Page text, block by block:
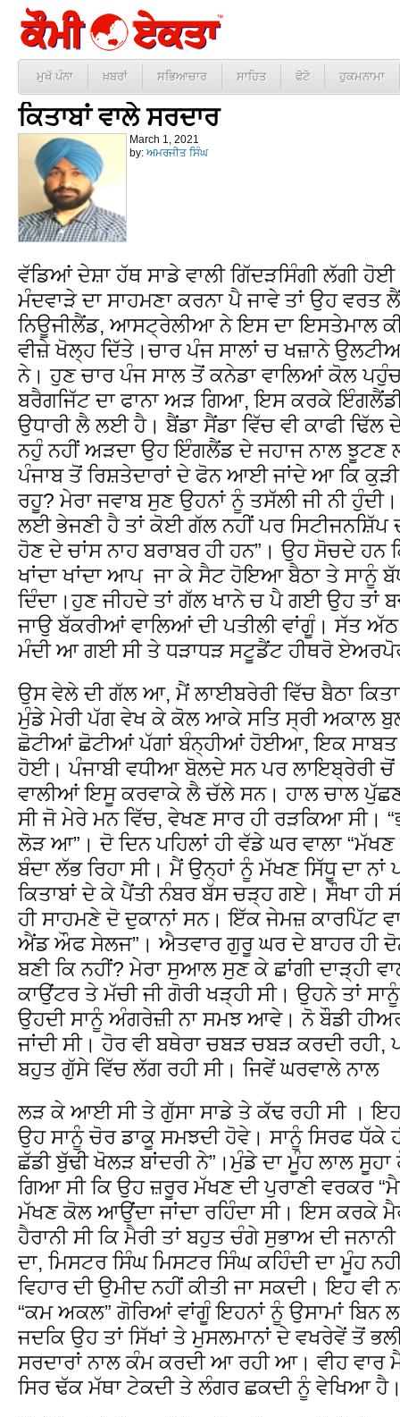
ਮੁਖੱ ਪੰਨਾ ਖ਼ਬਰਾਂ ਸਭਿਆਚਾਰ ਸਾਹਿਤ ਫੋਟੋ ਹੁਕਮਨਾਮਾ
ਕਿਤਾਬਾਂ ਵਾਲੇ ਸਰਦਾਰ
March 1, 2021
by: ਅਮਰਜੀਤ ਸਿੰਘ
ਵੱਡਿਆਂ ਦੇਸ਼ਾ ਹੱਥ ਸਾਡੇ ਵਾਲੀ ਗਿੱਦੜਸਿੰਗੀ ਲੱਗੀ
ਮੰਦਵਾੜੇ ਦਾ ਸਾਹਮਣਾ ਕਰਨਾ ਪੈ ਜਾਵੇ ਤਾਂ ਉਹ ਵਰਤ
ਨਿਊਜੀਲੈਂਡ, ਆਸਟ੍ਰੇਲੀਆ ਨੇ ਇਸ ਦਾ ਇਸਤੇਮਾਲ
ਵੀਜ਼ੇ ਖੋਲ੍ਹ ਦਿੱਤੇ।ਚਾਰ ਪੰਜ ਸਾਲਾਂ ਚ ਖਜ਼ਾਨੇ
ਨੇ। ਹੁਣ ਚਾਰ ਪੰਜ ਸਾਲ ਤੋਂ ਕਨੇਡਾ ਵਾਲਿਆਂ ਕੋਲ
ਬਰੈਗਜਿੱਟ ਦਾ ਫਾਨਾ ਅੜ ਗਿਆ, ਇਸ ਕਰਕੇ
ਉਧਾਰੀ ਲੈ ਲਈ ਹੈ। ਬੈਂਡਾ ਸੈਂਡਾ ਵਿੱਚ ਵੀ ਕਾਫੀ
ਨਹੁੰ ਨਹੀਂ ਅੜਦਾ ਉਹ ਇੰਗਲੈਂਡ ਦੇ ਜਹਾਜ ਨਾਲ ਝੂਟਣ
ਪੰਜਾਬ ਤੋਂ ਰਿਸ਼ਤੇਦਾਰਾਂ ਦੇ ਫੋਨ ਆਈ ਜਾਂਦੇ ਆ ਕਿ
ਰਹੂ? ਮੇਰਾ ਜਵਾਬ ਸੁਣ ਉਹਨਾਂ ਨੂੰ ਤਸੱਲੀ ਜੀ ਨੀ
ਲਈ ਭੇਜਣੀ ਹੈ ਤਾਂ ਕੋਈ ਗੱਲ ਨਹੀਂ ਪਰ ਸਿਟੀਜਨਸ਼ਿੱਪ
ਹੋਣ ਦੇ ਚਾਂਸ ਨਾਹ ਬਰਾਬਰ ਹੀ ਹਨ”। ਉਹ ਸੋਚਦੇ ਹਨ
ਖਾਂਦਾ ਖਾਂਦਾ ਆਪ ਜਾ ਕੇ ਸੈਟ ਹੋਇਆ ਬੈਠਾ ਤੇ ਸਾਨੂੰ
ਦਿੰਦਾ।ਹੁਣ ਜੀਹਦੇ ਤਾਂ ਗੱਲ ਖਾਨੇ ਚ ਪੈ ਗਈ ਉਹ ਤਾਂ
ਜਾਉ ਬੱਕਰੀਆਂ ਵਾਲਿਆਂ ਦੀ ਪਤੀਲੀ ਵਾਂਗੂੰ। ਸੱਤ
ਮੰਦੀ ਆ ਗਈ ਸੀ ਤੇ ਧੜਾਧੜ ਸਟੂਡੈਂਟ ਹੀਥਰੋ
ਉਸ ਵੇਲੇ ਦੀ ਗੱਲ ਆ, ਮੈਂ ਲਾਈਬਰੇਰੀ ਵਿੱਚ ਬੈਠਾ
ਮੁੰਡੇ ਮੇਰੀ ਪੱਗ ਵੇਖ ਕੇ ਕੋਲ ਆਕੇ ਸਤਿ ਸ੍ਰੀ ਅਕਾਲ
ਛੋਟੀਆਂ ਛੋਟੀਆਂ ਪੱਗਾਂ ਬੰਨ੍ਹੀਆਂ ਹੋਈਆ, ਇਕ ਸਾਬਤ
ਹੋਈ। ਪੰਜਾਬੀ ਵਧੀਆ ਬੋਲਦੇ ਸਨ ਪਰ ਲਾਇਬ੍ਰੇਰੀ ਚੋਂ
ਵਾਲੀਆਂ ਇਸੂ ਕਰਵਾਕੇ ਲੈ ਚੱਲੇ ਸਨ। ਹਾਲ ਚਾਲ
ਸੀ ਜੋ ਮੇਰੇ ਮਨ ਵਿੱਚ, ਵੇਖਣ ਸਾਰ ਹੀ ਰੜਕਿਆ ਸੀ।
ਲੋੜ ਆ”। ਦੋ ਦਿਨ ਪਹਿਲਾਂ ਹੀ ਵੱਡੇ ਘਰ ਵਾਲਾ
ਬੰਦਾ ਲੱਭ ਰਿਹਾ ਸੀ। ਮੈਂ ਉਨ੍ਹਾਂ ਨੂੰ ਮੱਖਣ ਸਿੱਧੂ ਦਾ
ਕਿਤਾਬਾਂ ਦੇ ਕੇ ਪੈਂਤੀ ਨੰਬਰ ਬੱਸ ਚੜ੍ਹ ਗਏ। ਸੌਖਾ
ਹੀ ਸਾਹਮਣੇ ਦੋ ਦੁਕਾਨਾਂ ਸਨ। ਇੱਕ ਜੇਮਜ਼ ਕਾਰਪਿੱਟ
ਐਂਡ ਔਫ ਸੇਲਜ”। ਐਤਵਾਰ ਗੁਰੂ ਘਰ ਦੇ ਬਾਹਰ ਹੀ
ਬਣੀ ਕਿ ਨਹੀਂ? ਮੇਰਾ ਸੁਆਲ ਸੁਣ ਕੇ ਛਾਂਗੀ ਦਾੜ੍ਹੀ
ਕਾਉਂਟਰ ਤੇ ਮੱਚੀ ਜੀ ਗੋਰੀ ਖੜ੍ਹੀ ਸੀ। ਉਹਨੇ ਤਾਂ
ਉਹਦੀ ਸਾਨੂੰ ਅੰਗਰੇਜ਼ੀ ਨਾ ਸਮਝ ਆਵੇ। ਨੋ ਬੌਡੀ
ਜਾਂਦੀ ਸੀ। ਹੋਰ ਵੀ ਬਥੇਰਾ ਚਬੜ ਚਬੜ ਕਰਦੀ
ਬਹੁਤ ਗੁੱਸੇ ਵਿੱਚ ਲੱਗ ਰਹੀ ਸੀ। ਜਿਵੇਂ ਘਰਵਾਲੇ ਨਾਲ
ਲੜ ਕੇ ਆਈ ਸੀ ਤੇ ਗੁੱਸਾ ਸਾਡੇ ਤੇ ਕੱਢ ਰਹੀ ਸੀ ।
ਉਹ ਸਾਨੂੰ ਚੋਰ ਡਾਕੂ ਸਮਝਦੀ ਹੋਵੇ। ਸਾਨੂੰ ਸਿਰਫ ਧੱਕੇ
ਛੱਡੀ ਬੁੱਢੀ ਖੋਲੜ ਬਾਂਦਰੀ ਨੇ”।ਮੁੰਡੇ ਦਾ ਮੂੰਹ ਲਾਲ
ਗਿਆ ਸੀ ਕਿ ਉਹ ਜ਼ਰੂਰ ਮੱਖਣ ਦੀ ਪੁਰਾਣੀ ਵਰਕਰ
ਮੱਖਣ ਕੋਲ ਆਉਂਦਾ ਜਾਂਦਾ ਰਹਿੰਦਾ ਸੀ। ਇਸ ਕਰਕੇ
ਹੈਰਾਨੀ ਸੀ ਕਿ ਮੈਰੀ ਤਾਂ ਬਹੁਤ ਚੰਗੇ ਸੁਭਾਅ ਦੀ
ਦਾ, ਮਿਸਟਰ ਸਿੰਘ ਮਿਸਟਰ ਸਿੰਘ ਕਹਿੰਦੀ ਦਾ ਮੂੰਹ
ਵਿਹਾਰ ਦੀ ਉਮੀਦ ਨਹੀਂ ਕੀਤੀ ਜਾ ਸਕਦੀ। ਇਹ ਵੀ
“ਕਮ ਅਕਲ” ਗੋਰਿਆਂ ਵਾਂਗੂੰ ਇਹਨਾਂ ਨੂੰ ਉਸਾਮਾਂ
ਜਦਕਿ ਉਹ ਤਾਂ ਸਿੱਖਾਂ ਤੇ ਮੁਸਲਮਾਨਾਂ ਦੇ ਵਖਰੇਵੇਂ ਤੋਂ
ਸਰਦਾਰਾਂ ਨਾਲ ਕੰਮ ਕਰਦੀ ਆ ਰਹੀ ਆ। ਵੀਹ
ਸਿਰ ਢੱਕ ਮੱਥਾ ਟੇਕਦੀ ਤੇ ਲੰਗਰ ਛਕਦੀ ਨੂੰ ਵੇਖਿਆ